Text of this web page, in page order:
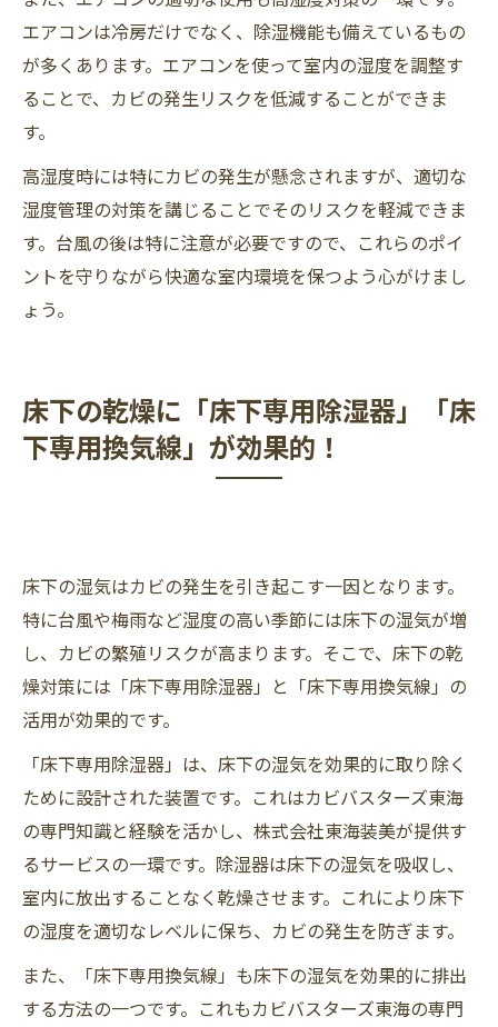
エアコンは冷房だけでなく、除湿機能も備えているもの
が多くあります。エアコンを使って室内の湿度を調整す
ることで、カビの発生リスクを低減することができま
す。
高湿度時には特にカビの発生が懸念されますが、適切な
湿度管理の対策を講じることでそのリスクを軽減できま
す。台風の後は特に注意が必要ですので、これらのポイ
ントを守りながら快適な室内環境を保つよう心がけまし
ょう。
床下の乾燥に「床下専用除湿器」「床
下専用換気線」が効果的！
床下の湿気はカビの発生を引き起こす一因となります。
特に台風や梅雨など湿度の高い季節には床下の湿気が増
し、カビの繁殖リスクが高まります。そこで、床下の乾
燥対策には「床下専用除湿器」と「床下専用換気線」の
活用が効果的です。
「床下専用除湿器」は、床下の湿気を効果的に取り除く
ために設計された装置です。これはカビバスターズ東海
の専門知識と経験を活かし、株式会社東海装美が提供す
るサービスの一環です。除湿器は床下の湿気を吸収し、
室内に放出することなく乾燥させます。これにより床下
の湿度を適切なレベルに保ち、カビの発生を防ぎます。
また、「床下専用換気線」も床下の湿気を効果的に排出
する方法の一つです。これもカビバスターズ東海の専門